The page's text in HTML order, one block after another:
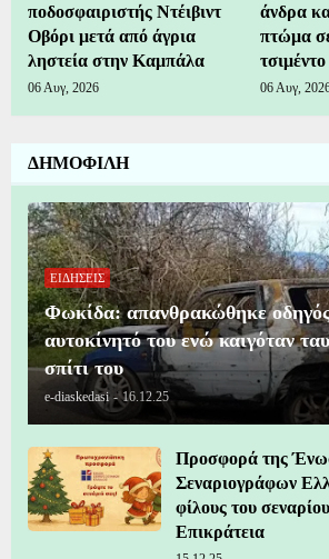
ποδοσφαιριστής Ντέιβιντ
Οβόρι μετά από άγρια
ληστεία στην Καμπάλα
06 Αυγ, 2026
άνδρα
πτώμα
τσιμέντο
06 Αυγ,
ΔΗΜΟΦΙΛΗ
ΕΙΔΗΣΕΙΣ
Φωκίδα: απανθρακώθηκε
αυτοκίνητό του ενώ καιγόταν
σπίτι του
e-diaskedasi - 16.12.25
Προσφορά της
Σεναριογράφων
φίλους του
Επικράτεια